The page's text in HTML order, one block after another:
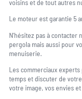
voisins et de tout autres
Le moteur est garantie 5
N’hésitez pas à
pergola mais aussi pour
menuiserie.
Les commerciaux
temps et discuter de
votre image, vos envies